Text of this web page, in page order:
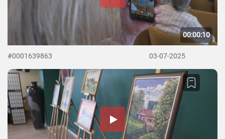
00:00:10
#0001639863 03-07-2025